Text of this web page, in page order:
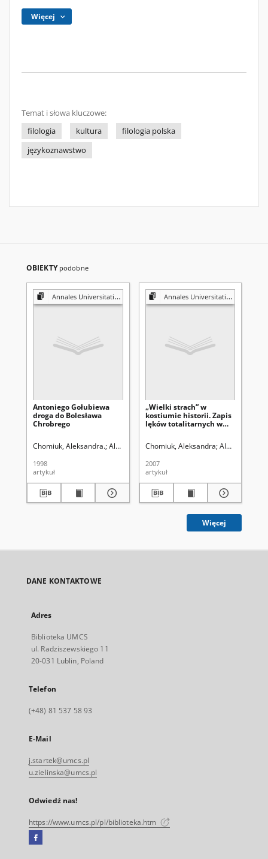
Więcej
Temat i słowa kluczowe:
filologia
kultura
filologia polska
językoznawstwo
OBIEKTY podobne
Annales Universitatis Mariae Curie-Skłodowska. Sectio FF, Philologiae
Antoniego Gołubiewa
droga do Bolesława
Chrobrego
Chomiuk, Aleksandra. Aleksandrowicz-Ulrich, Alina (1931- ). Redaktor
1998
artykuł
Annales Universitatis Mariae Curie-Skłodowska. Sectio FF, Philologiae
„Wielki strach” w
kostiumie historii. Zapis
lęków totalitarnych w
Andrzejewskiego i
Juliana Stryjkowskiego
Chomiuk, Aleksandra
2007
artykuł
Więcej
DANE KONTAKTOWE
Adres
Biblioteka UMCS
ul. Radziszewskiego 11
20-031 Lublin, Poland
Telefon
(+48) 81 537 58 93
E-Mail
j.startek@umcs.pl
u.zielinska@umcs.pl
Odwiedź nas!
https://www.umcs.pl/pl/biblioteka.htm
Facebook